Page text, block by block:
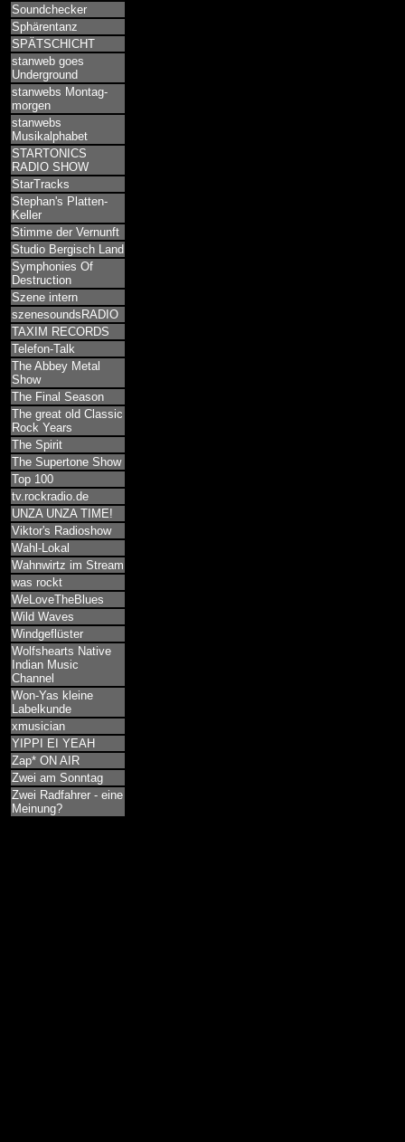
Soundchecker
Sphärentanz
SPÄTSCHICHT
stanweb goes
Underground
stanwebs Montag-
morgen
stanwebs
Musikalphabet
STARTONICS
RADIO SHOW
StarTracks
Stephan's Platten-
Keller
Stimme der Vernunft
Studio Bergisch Land
Symphonies Of
Destruction
Szene intern
szenesoundsRADIO
TAXIM RECORDS
Telefon-Talk
The Abbey Metal
Show
The Final Season
The great old Classic
Rock Years
The Spirit
The Supertone Show
Top 100
tv.rockradio.de
UNZA UNZA TIME!
Viktor's Radioshow
Wahl-Lokal
Wahnwirtz im Stream
was rockt
WeLoveTheBlues
Wild Waves
Windgeflüster
Wolfshearts Native
Indian Music
Channel
Won-Yas kleine
Labelkunde
xmusician
YIPPI EI YEAH
Zap* ON AIR
Zwei am Sonntag
Zwei Radfahrer - eine
Meinung?